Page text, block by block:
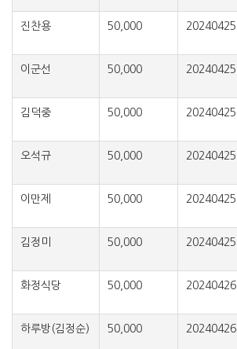
진찬용 50,000 20240425
이군선 50,000 20240425
김덕중 50,000 20240425
오석규 50,000 20240425
이만제 50,000 20240425
김정미 50,000 20240425
화정식당 50,000 20240426
하루방(김정순) 50,000 20240426